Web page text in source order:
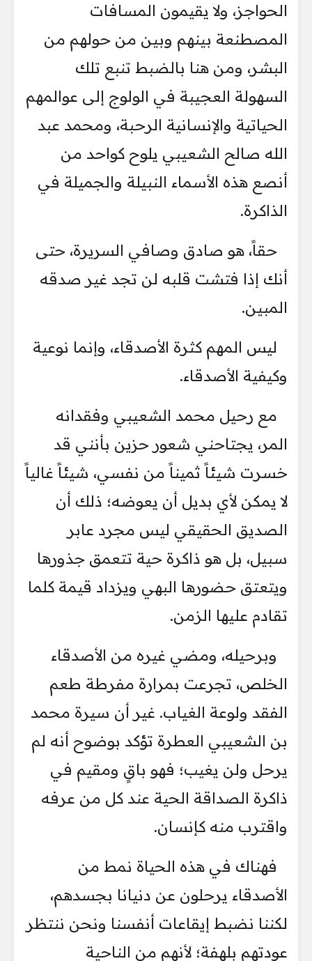
الحواجز، ولا يقيمون المسافات
المصطنعة بينهم وبين من حولهم من
البشر، ومن هنا بالضبط تنبع تلك
السهولة العجيبة في الولوج إلى عوالمهم
الحياتية والإنسانية الرحبة، ومحمد عبد
الله صالح الشعيبي يلوح كواحد من
أنصع هذه الأسماء النبيلة والجميلة في
الذاكرة.
حقاً، هو صادق وصافي السريرة، حتى
أنك إذا فتشت قلبه لن تجد غير صدقه
المبين.
ليس المهم كثرة الأصدقاء، وإنما نوعية
وكيفية الأصدقاء.
مع رحيل محمد الشعيبي وفقدانه
المر، يجتاحني شعور حزين بأنني قد
خسرت شيئاً ثميناً من نفسي، شيئاً غالياً
لا يمكن لأي بديل أن يعوضه؛ ذلك أن
الصديق الحقيقي ليس مجرد عابر
سبيل، بل هو ذاكرة حية تتعمق جذورها
ويتعتق حضورها البهي ويزداد قيمة كلما
تقادم عليها الزمن.
وبرحيله، ومضي غيره من الأصدقاء
الخلص، تجرعت بمرارة مفرطة طعم
الفقد ولوعة الغياب. غير أن سيرة محمد
بن الشعيبي العطرة تؤكد بوضوح أنه لم
يرحل ولن يغيب؛ فهو باقٍ ومقيم في
ذاكرة الصداقة الحية عند كل من عرفه
واقترب منه كإنسان.
فهناك في هذه الحياة نمط من
الأصدقاء يرحلون عن دنيانا بجسدهم،
لكننا نضبط إيقاعات أنفسنا ونحن ننتظر
عودتهم بلهفة؛ لأنهم من الناحية